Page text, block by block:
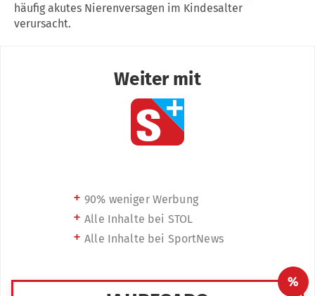
häufig akutes Nierenversagen im Kindesalter
verursacht.